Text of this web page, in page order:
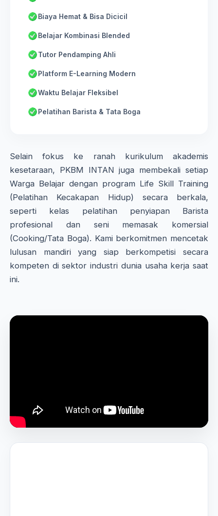
Biaya Hemat & Bisa Dicicil
Belajar Kombinasi Blended
Tutor Pendamping Ahli
Platform E-Learning Modern
Waktu Belajar Fleksibel
Pelatihan Barista & Tata Boga
Selain fokus ke ranah kurikulum akademis
kesetaraan, PKBM INTAN juga membekali setiap
Warga Belajar dengan program Life Skill Training
(Pelatihan Kecakapan Hidup) secara berkala,
seperti kelas pelatihan penyiapan Barista
profesional dan seni memasak komersial
(Cooking/Tata Boga). Kami berkomitmen mencetak
lulusan mandiri yang siap berkompetisi secara
kompeten di sektor industri dunia usaha kerja saat
ini.